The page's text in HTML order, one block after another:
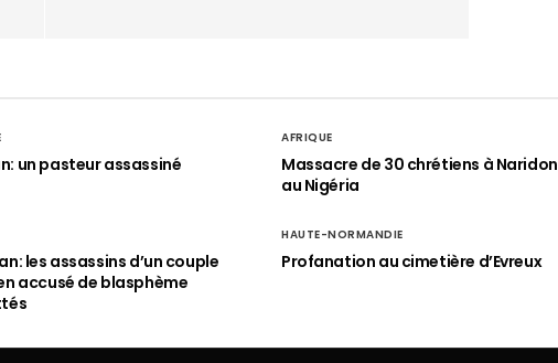
un pasteur assassiné
AFRIQUE
Massacre de 30 chrétiens à Naridon
au Nigéria
les assassins d’un couple
accusé de blasphème
HAUTE-NORMANDIE
Profanation au cimetière d’Evreux